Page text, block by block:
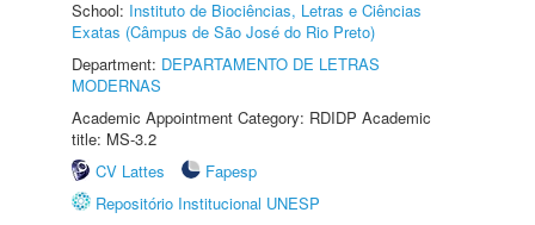
School: Instituto de Biociências, Letras e Ciências
Exatas (Câmpus de São José do Rio Preto)
Department: DEPARTAMENTO DE LETRAS
MODERNAS
Academic Appointment Category: RDIDP Academic
title: MS-3.2
CV Lattes
Fapesp
Repositório Institucional UNESP